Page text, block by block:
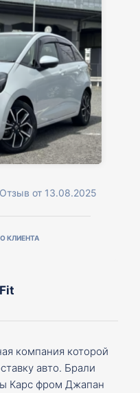
от 13.08.2025
КЛИЕНТА
компания которой
авто. Брали
Карс фром Джапан